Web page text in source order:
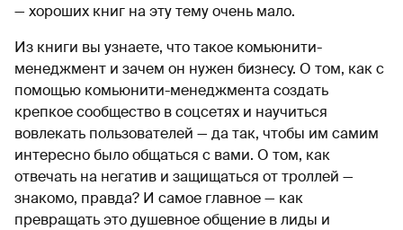
— хороших книг на эту тему очень мало.
Из книги вы узнаете, что такое комьюнити-
менеджмент и зачем он нужен бизнесу. О том, как с
помощью комьюнити-менеджмента создать
крепкое сообщество в соцсетях и научиться
вовлекать пользователей — да так, чтобы им самим
интересно было общаться с вами. О том, как
отвечать на негатив и защищаться от троллей —
знакомо, правда? И самое главное — как
превращать это душевное общение в лиды и